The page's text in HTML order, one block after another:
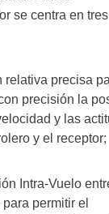
se centra en tres
relativa precisa
precisión la
y las
y el receptor;
Intra-Vuelo
permitir el